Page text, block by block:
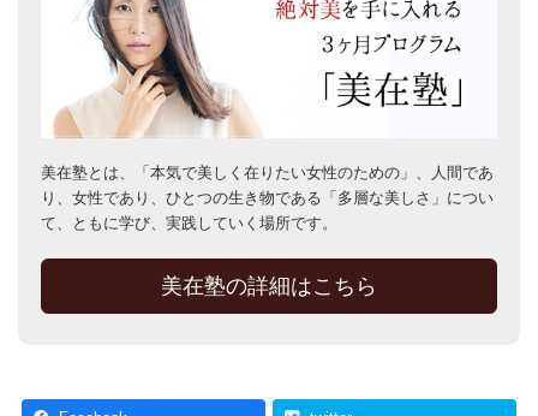
美在塾とは、「本気で美しく在りたい女性のための」、人間であ
り、女性であり、ひとつの生き物である「多層な美しさ」につい
て、ともに学び、実践していく場所です。
美在塾の詳細はこちら